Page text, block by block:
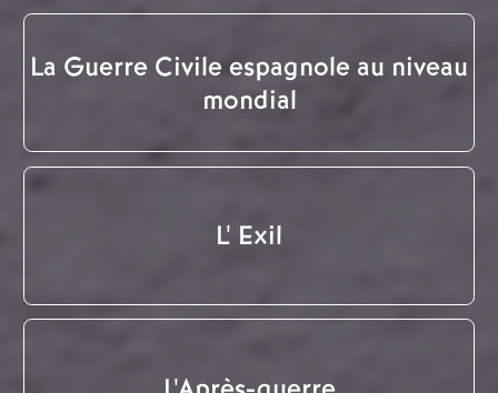
La Guerre Civile espagnole au niveau
mondial
L' Exil